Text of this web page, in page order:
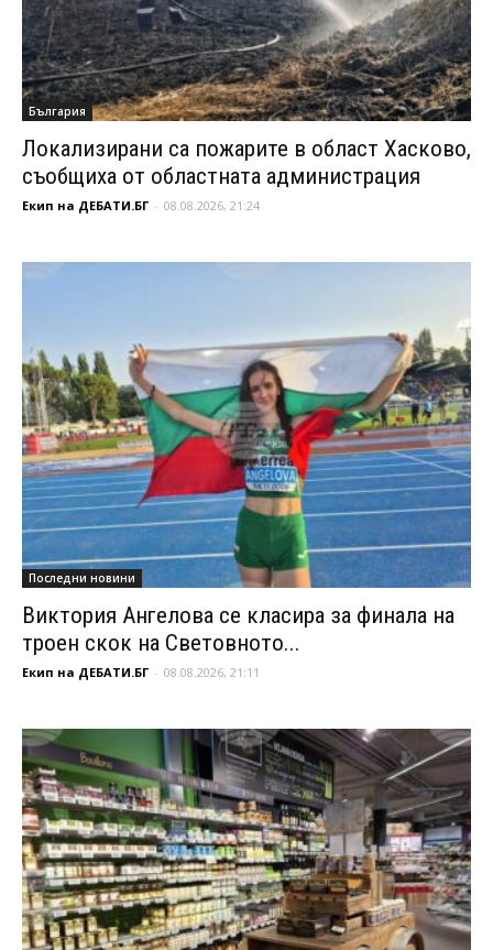
България
Локализирани са пожарите в област Хасково,
съобщиха от областната администрация
Екип на ДЕБАТИ.БГ - 08.08.2026, 21:24
Последни новини
Виктория Ангелова се класира за финала на
троен скок на Световното...
Екип на ДЕБАТИ.БГ - 08.08.2026, 21:11